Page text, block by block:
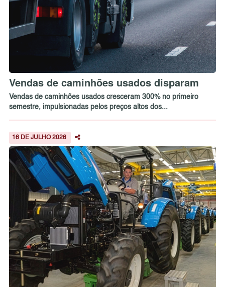
Vendas de caminhões usados disparam
Vendas de caminhões usados cresceram 300% no primeiro
semestre, impulsionadas pelos preços altos dos...
16 DE JULHO 2026